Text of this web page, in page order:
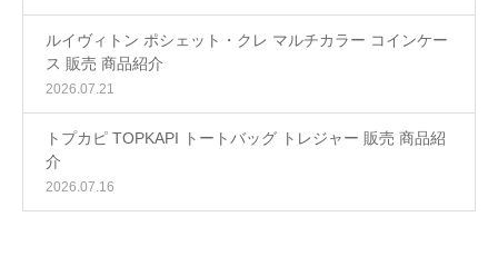
ルイヴィトン ポシェット・クレ マルチカラー コインケー
ス 販売 商品紹介
2026.07.21
トプカピ TOPKAPI トートバッグ トレジャー 販売 商品紹
介
2026.07.16